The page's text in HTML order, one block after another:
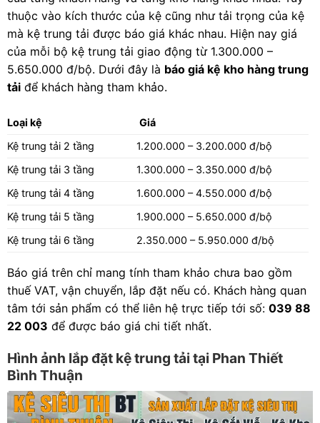
thuộc vào kích thước của kệ cũng như tải trọng của kệ
mà kệ trung tải được báo giá khác nhau. Hiện nay giá
của mỗi bộ kệ trung tải giao động từ 1.300.000 –
5.650.000 đ/bộ. Dưới đây là báo giá kệ kho hàng trung
tải để khách hàng tham khảo.
Loại kệ
Giá
Kệ trung tải 2 tầng
1.200.000 – 3.200.000 đ/bộ
Kệ trung tải 3 tầng
1.300.000 – 3.350.000 đ/bộ
Kệ trung tải 4 tầng
1.600.000 – 4.550.000 đ/bộ
Kệ trung tải 5 tầng
1.900.000 – 5.650.000 đ/bộ
Kệ trung tải 6 tầng
2.350.000 – 5.950.000 đ/bộ
Báo giá trên chỉ mang tính tham khảo chưa bao gồm
thuế VAT, vận chuyển, lắp đặt nếu có. Khách hàng quan
tâm tới sản phẩm có thể liên hệ trực tiếp tới số: 039 88
22 003 để được báo giá chi tiết nhất.
Hình ảnh lắp đặt kệ trung tải tại Phan Thiết
Bình Thuận